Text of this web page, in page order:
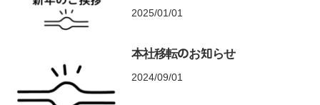
2025/01/01
本社移転のお知らせ
2024/09/01